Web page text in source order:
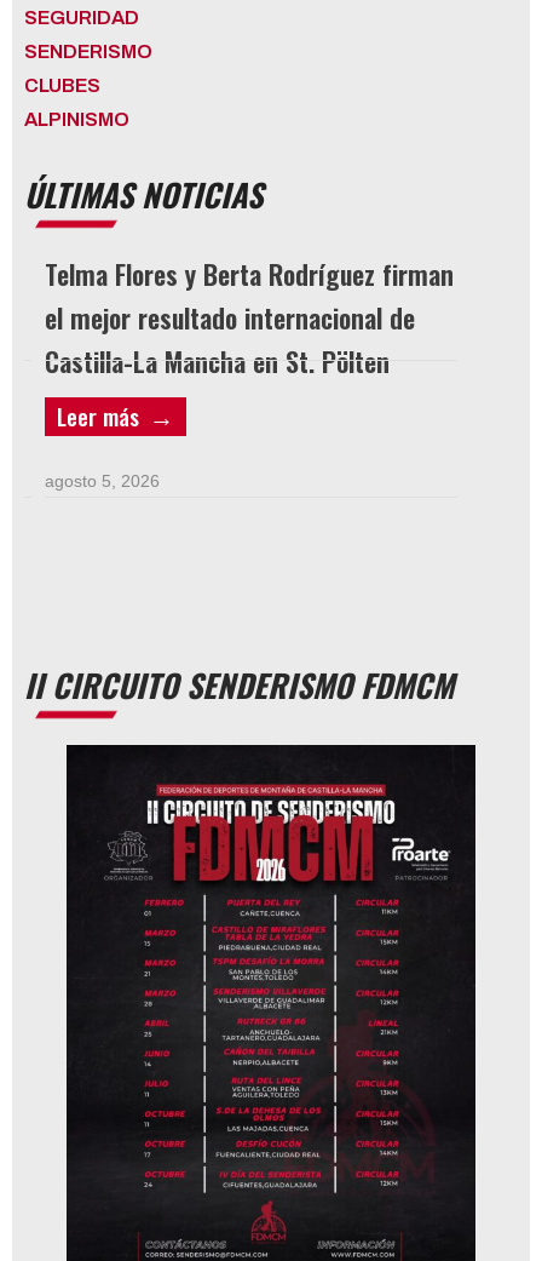
SEGURIDAD
SENDERISMO
CLUBES
ALPINISMO
ÚLTIMAS NOTICIAS
Telma Flores y Berta Rodríguez firman
el mejor resultado internacional de
Castilla-La Mancha en St. Pölten
agosto 5, 2026
Leer más
II CIRCUITO SENDERISMO FDMCM